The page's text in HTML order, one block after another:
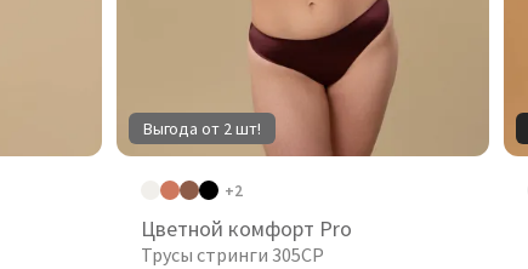
Выгода от 2 шт!
+2
Цветной комфорт Pro
Трусы стринги 305CP